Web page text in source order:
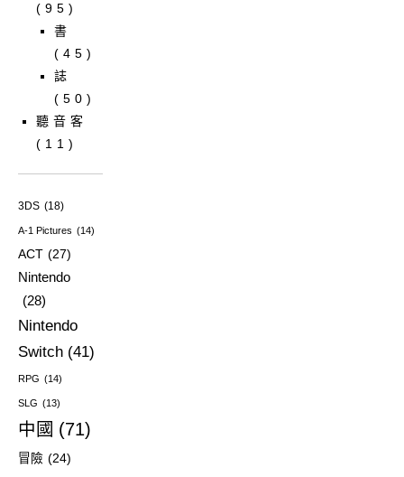
(95)
書
(45)
誌
(50)
聽音客
(11)
3DS (18)
A-1 Pictures (14)
ACT (27)
Nintendo
(28)
Nintendo
Switch (41)
RPG (14)
SLG (13)
中國 (71)
冒險 (24)